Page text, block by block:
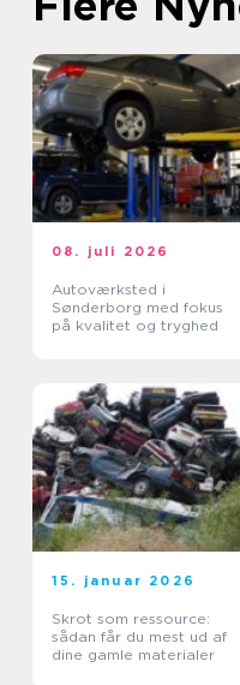
08. juli 2026
Autoværksted i
Sønderborg med fokus
på kvalitet og tryghed
15. januar 2026
Skrot som ressource:
sådan får du mest ud af
dine gamle materialer